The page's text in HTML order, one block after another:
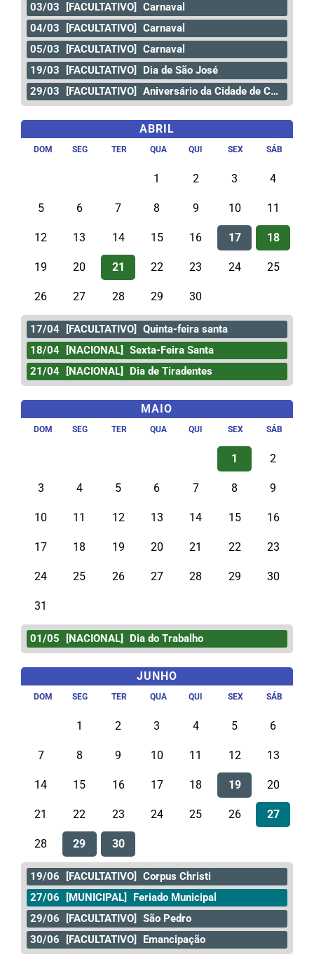
03/03 [FACULTATIVO]
Carnaval
04/03
[FACULTATIVO]
Carnaval
05/03
[FACULTATIVO]
Carnaval
19/03
[FACULTATIVO]
Dia de São José
29/03
[FACULTATIVO] Aniversário da Cidade de Curitiba
ABRIL
DOM SEG TER QUA QUI SEX SÁB
1 2 3 4
5 6 7 8 9 10 11
12 13 14 15 16 17 18
19 20 21 22 23 24 25
26 27 28 29 30
17/04 [FACULTATIVO]
Quinta-feira santa
18/04
[NACIONAL]
Sexta-Feira Santa
21/04
[NACIONAL] Dia de Tiradentes
MAIO
DOM SEG TER QUA QUI SEX SÁB
1 2
3 4 5 6 7 8 9
10 11 12 13 14 15 16
17 18 19 20 21 22 23
24 25 26 27 28 29 30
31
01/05 [NACIONAL] Dia do Trabalho
JUNHO
DOM SEG TER QUA QUI SEX SÁB
1 2 3 4 5 6
7 8 9 10 11 12 13
14 15 16 17 18 19 20
21 22 23 24 25 26 27
28 29 30
19/06 [FACULTATIVO]
Corpus Christi
27/06
[MUNICIPAL]
Feriado Municipal
29/06
[FACULTATIVO]
São Pedro
30/06
[FACULTATIVO] Emancipação